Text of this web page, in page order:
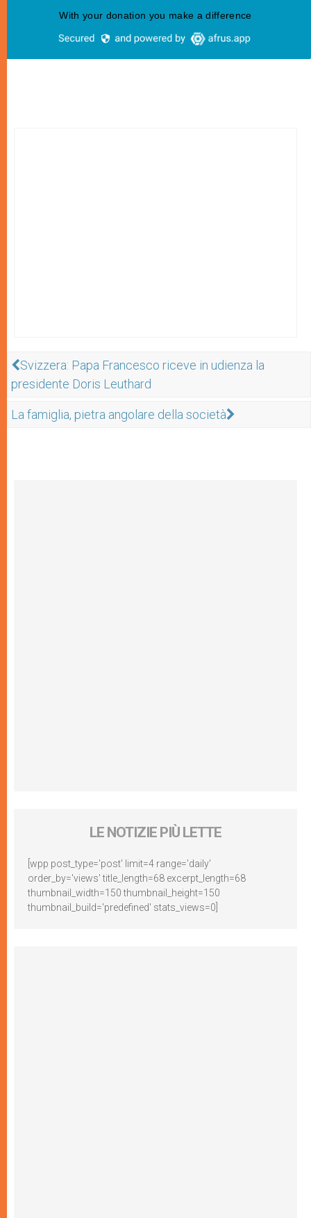
Svizzera: Papa Francesco riceve in udienza la
presidente Doris Leuthard
La famiglia, pietra angolare della società
LE NOTIZIE PIÙ LETTE
[wpp post_type='post' limit=4 range='daily'
order_by='views' title_length=68 excerpt_length=68
thumbnail_width=150 thumbnail_height=150
thumbnail_build='predefined' stats_views=0]